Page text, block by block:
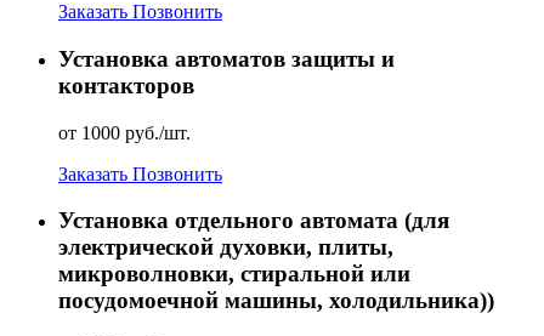
Заказать Позвонить
Установка автоматов защиты и
контакторов
от 1000 руб./шт.
Заказать Позвонить
Установка отдельного автомата (для
электрической духовки, плиты,
микроволновки, стиральной или
посудомоечной машины, холодильника))